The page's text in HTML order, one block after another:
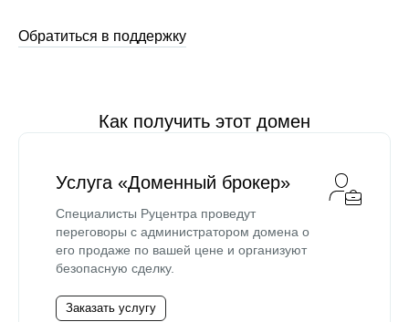
Обратиться в поддержку
Как получить этот домен
Услуга «Доменный брокер»
Специалисты Руцентра проведут
переговоры с администратором домена о
его продаже по вашей цене и организуют
безопасную сделку.
Заказать услугу